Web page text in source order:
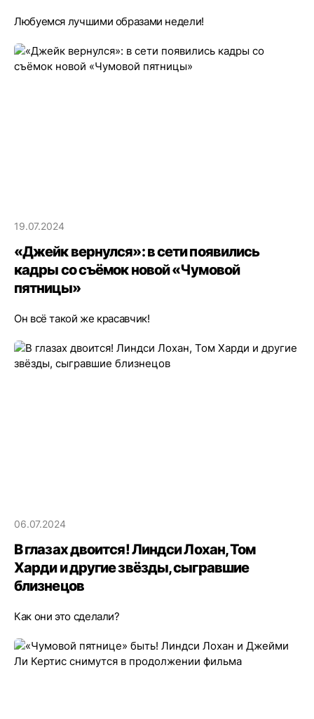
Любуемся лучшими образами недели!
19.07.2024
«Джейк вернулся»: в сети появились
кадры со съёмок новой «Чумовой
пятницы»
Он всё такой же красавчик!
06.07.2024
В глазах двоится! Линдси Лохан, Том
Харди и другие звёзды, сыгравшие
близнецов
Как они это сделали?